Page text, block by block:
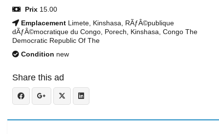
Prix 15.00
Emplacement Limete, Kinshasa, RÃƒÂ©publique
dÃƒÂ©mocratique du Congo, Porech, Kinshasa, Congo The
Democratic Republic Of The
Condition new
Share this ad